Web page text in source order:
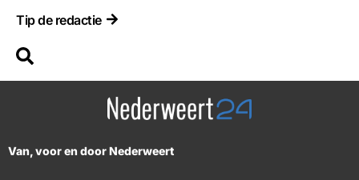
Tip de redactie
Van, voor en door Nederweert